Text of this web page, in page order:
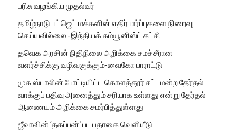
பரிசு வழங்கிய முதல்வர்
தமிழ்நாடு பட்ஜெட் மக்களின் எதிர்பார்ப்புகளை நிறைவு
செய்யவில்லை -இந்தியக் கம்யூனிஸ்ட் கட்சி
தவெக அரசின் நிதிநிலை அறிக்கை சமச்சீரான
வளர்ச்சிக்கு வழிவகுக்கும்-வைகோ பாராட்டு
முக ஸ்டாலின் போட்டியிட்ட கொளத்தூர் சட்டமன்ற தேர்தல்
வாக்குப் பதிவு அனைத்தும் சரியாக உள்ளது என்று தேர்தல்
ஆணையம் அறிக்கை சமர்பித்துள்ளது
ஜீவாவின் ‘தகப்பன்’ பட பதாகை வெளியீடு